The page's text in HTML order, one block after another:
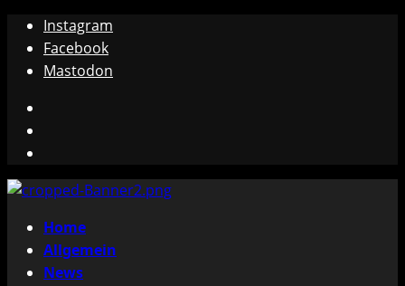
Zum
Inhalt
springen
Instagram
Facebook
Mastodon
Primäres
Menü
Home
Allgemein
News